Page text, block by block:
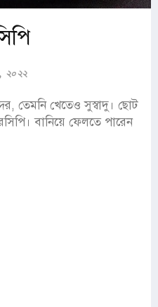
২০২২
তেমনি খেতেও সুস্বাদু। ছোট
বানিয়ে ফেলতে পারেন